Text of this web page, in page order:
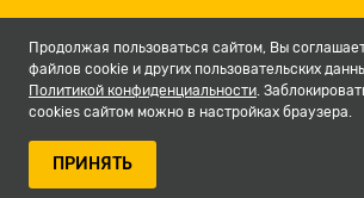
© 2007-2026, Магазин строительных
Продолжая пользоваться сайтом, Вы
файлов cookie и других пользовательских
Политикой конфиденциальности.
cookies сайтом можно в настройках браузера.
ПРИНЯТЬ